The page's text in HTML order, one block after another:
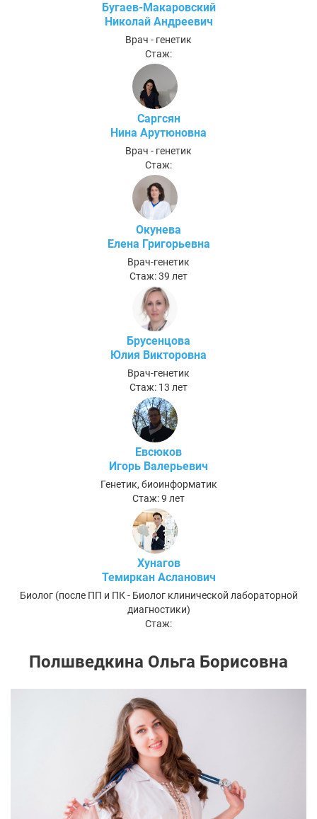
Бугаев-Макаровский
Николай Андреевич
Врач - генетик
Стаж:
Саргсян
Нина Арутюновна
Врач - генетик
Стаж:
Окунева
Елена Григорьевна
Врач-генетик
Стаж: 39 лет
Брусенцова
Юлия Викторовна
Врач-генетик
Стаж: 13 лет
Евсюков
Игорь Валерьевич
Генетик, биоинформатик
Стаж: 9 лет
Хунагов
Темиркан Асланович
Биолог (после ПП и ПК - Биолог клинической лабораторной
диагностики)
Стаж:
Полшведкина Ольга Борисовна